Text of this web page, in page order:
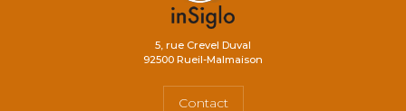
5, rue Crevel Duval
92500 Rueil-Malmaison
Contact